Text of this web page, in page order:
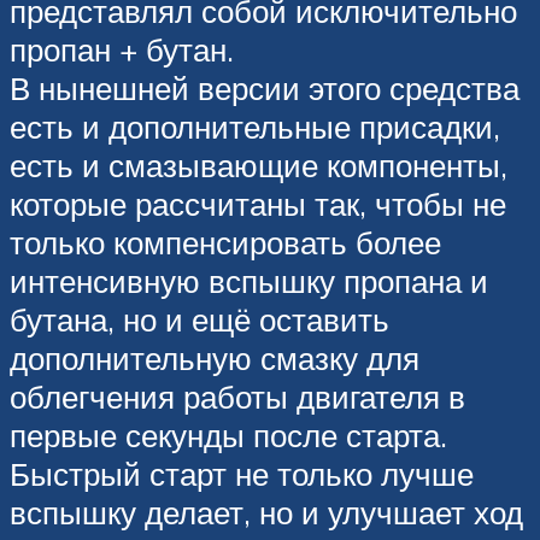
представлял собой исключительно
пропан + бутан.
В нынешней версии этого средства
есть и дополнительные присадки,
есть и смазывающие компоненты,
которые рассчитаны так, чтобы не
только компенсировать более
интенсивную вспышку пропана и
бутана, но и ещё оставить
дополнительную смазку для
облегчения работы двигателя в
первые секунды после старта.
Быстрый старт не только лучше
вспышку делает, но и улучшает ход